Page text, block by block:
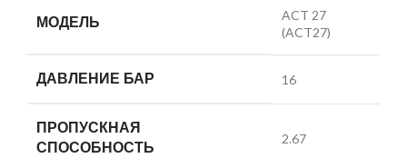
МОДЕЛЬ
ACT 27
(ACT27)
ДАВЛЕНИЕ БАР 16
ПРОПУСКНАЯ
СПОСОБНОСТЬ
2.67